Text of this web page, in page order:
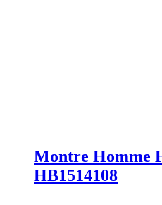
Montre Homme
HB1514108